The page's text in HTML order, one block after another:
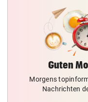
Guten
Morgens
Nachrichten